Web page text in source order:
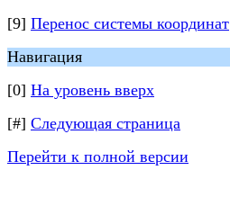
[9] Перенос системы координат
Навигация
[0] На уровень вверх
[#] Следующая страница
Перейти к полной версии